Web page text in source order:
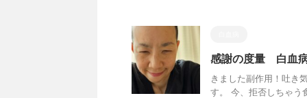
感謝の度量 白血
きました副作用！吐き
す。 今、拒否しちゃう